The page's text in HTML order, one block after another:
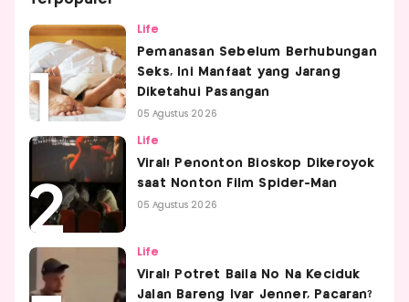
Life
Pemanasan Sebelum Berhubungan
Seks, Ini Manfaat yang Jarang
Diketahui Pasangan
05 Agustus 2026
Life
Viral! Penonton Bioskop Dikeroyok
saat Nonton Film Spider-Man
05 Agustus 2026
Life
Viral! Potret Baila No Na Keciduk
Jalan Bareng Ivar Jenner, Pacaran?